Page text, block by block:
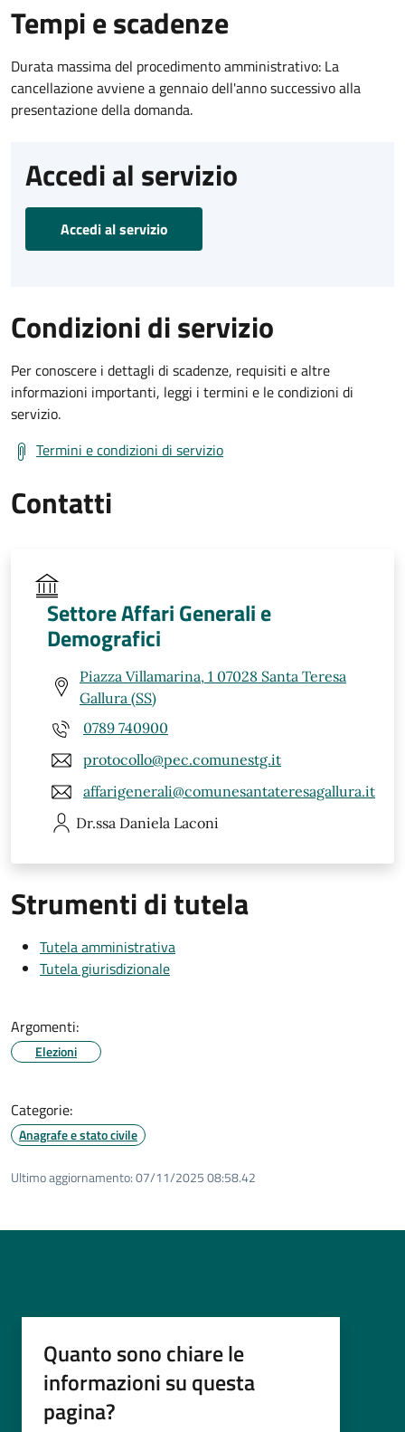
Tempi e scadenze
Durata massima del procedimento amministrativo: La
cancellazione avviene a gennaio dell'anno successivo alla
presentazione della domanda.
Accedi al servizio
Accedi al servizio
Condizioni di servizio
Per conoscere i dettagli di scadenze, requisiti e altre
informazioni importanti, leggi i termini e le condizioni di
servizio.
Termini e condizioni di servizio
Contatti
Settore Affari Generali e
Demografici
Piazza Villamarina, 1 07028 Santa Teresa
Gallura (SS)
0789 740900
protocollo@pec.comunestg.it
affarigenerali@comunesantateresagallura.it
Dr.ssa Daniela Laconi
Strumenti di tutela
Tutela amministrativa
Tutela giurisdizionale
Argomenti:
Elezioni
Categorie:
Anagrafe e stato civile
Ultimo aggiornamento:07/11/2025 08:58.42
Quanto sono chiare le
informazioni su questa
pagina?